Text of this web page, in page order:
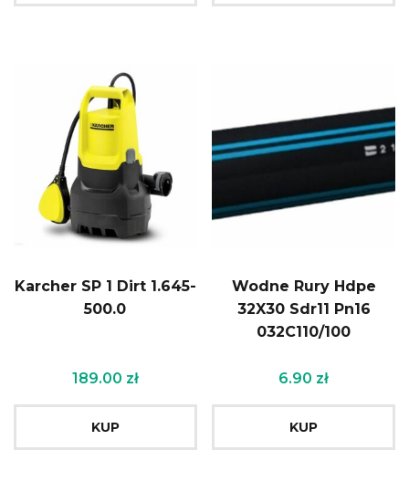
Karcher SP 1 Dirt 1.645-
500.0
189.00 zł
KUP
Wodne Rury Hdpe
32X30 Sdr11 Pn16
032C110/100
6.90 zł
KUP